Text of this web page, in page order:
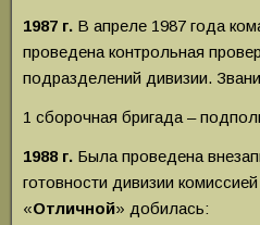
1987 г. В апреле 1987 года
проведена контрольная
подразделений дивизии.
1 сборочная бригада –
1988 г. Была проведена
готовности дивизии
«Отличной» добилась: